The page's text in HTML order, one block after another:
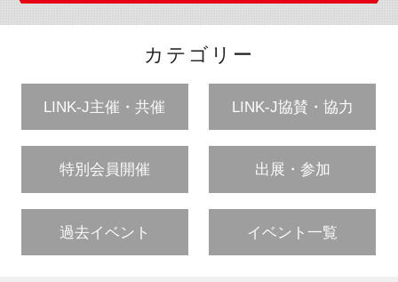
カテゴリー
LINK-J主催・共催 LINK-J協賛・協力
特別会員開催 出展・参加
過去イベント イベント一覧